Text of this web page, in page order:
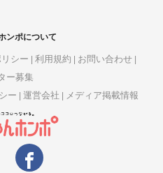
ンポについて
シー 利用規約
お問い合わせ
ー募集
ー 運営会社 メディア掲載情報